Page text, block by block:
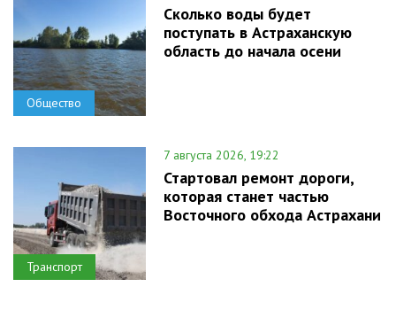
Общество
Сколько воды будет
поступать в Астраханскую
область до начала осени
Транспорт
7 августа 2026, 19:22
Стартовал ремонт дороги,
которая станет частью
Восточного обхода Астрахани